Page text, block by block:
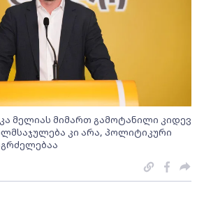
მელიას მიმართ გამოტანილი კიდევ
კი არა, პოლიტიკური